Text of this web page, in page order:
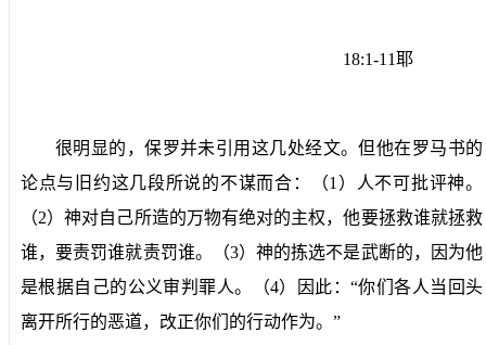
耶
18:1-11
很明显的，保罗并未引用这几处经文。但他在罗马书的
论点与旧约这几段所说的不谋而合：（1 ）人不可批评神。
（2）神对自己所造的万物有绝对的主权，他要拯救谁就拯救
谁，要责罚谁就责罚谁。（3）神的拣选不是武断的，因为他
是根据自己的公义审判罪人。（4）因此：“你们各人当回头
离开所行的恶道，改正你们的行动作为。”